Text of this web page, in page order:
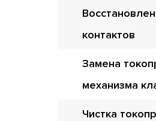
контактов
Замена
механизма
Чистка